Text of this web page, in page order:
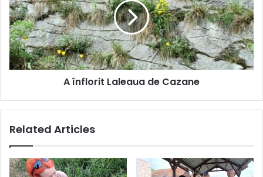
de
Cazane
A înflorit Laleaua de Cazane
Related Articles